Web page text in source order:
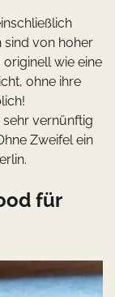
sind von hoher
wie eine
ohne ihre
vernünftig
Zweifel ein
für